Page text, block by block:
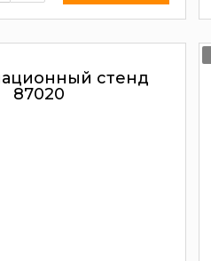
стенд
87020